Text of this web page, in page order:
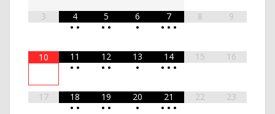
3
4
• •
5
• •
6
•
7
• • •
8 9
10
11
• •
12
• •
13
•
14
• • •
15 16
17
18
• •
19
• •
20
•
21
• • •
22 23